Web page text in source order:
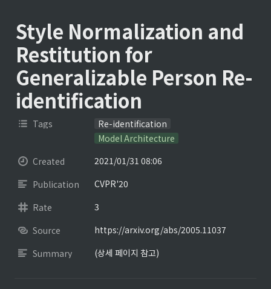
Style Normalization and
Restitution for
Generalizable Person Re-
identification
Tags
Re-identification
Model Architecture
Created
2021/01/31 08:06
Publication
CVPR'20
Rate
3
Source
https://arxiv.org/abs/2005.11037
Summary
(상세 페이지 참고)